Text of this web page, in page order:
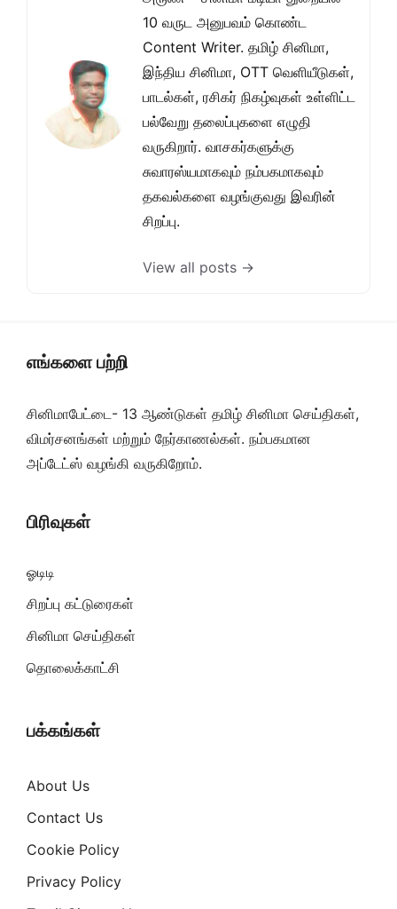
10 வருட அனுபவம் கொண்ட
Content Writer. தமிழ் சினிமா,
இந்திய சினிமா, OTT வெளியீடுகள்,
பாடல்கள், ரசிகர் நிகழ்வுகள் உள்ளிட்ட
பல்வேறு தலைப்புகளை எழுதி
வருகிறார். வாசகர்களுக்கு
சுவாரஸ்யமாகவும் நம்பகமாகவும்
தகவல்களை வழங்குவது இவரின்
சிறப்பு.
View all posts →
எங்களை பற்றி
சினிமாபேட்டை- 13 ஆண்டுகள் தமிழ் சினிமா செய்திகள்,
விமர்சனங்கள் மற்றும் நேர்காணல்கள். நம்பகமான
அப்டேட்ஸ் வழங்கி வருகிறோம்.
பிரிவுகள்
ஓடிடி
சிறப்பு கட்டுரைகள்
சினிமா செய்திகள்
தொலைக்காட்சி
பக்கங்கள்
About Us
Contact Us
Cookie Policy
Privacy Policy